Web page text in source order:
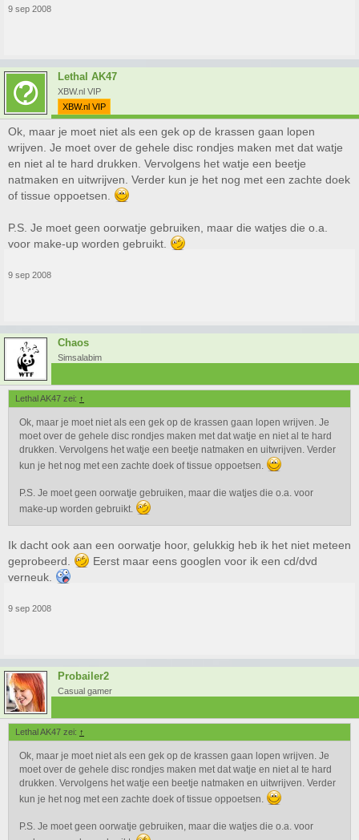
9 sep 2008
Lethal AK47
XBW.nl VIP
XBW.nl VIP
Ok, maar je moet niet als een gek op de krassen gaan lopen
wrijven. Je moet over de gehele disc rondjes maken met dat watje
en niet al te hard drukken. Vervolgens het watje een beetje
natmaken en uitwrijven. Verder kun je het nog met een zachte doek
of tissue oppoetsen.
P.S. Je moet geen oorwatje gebruiken, maar die watjes die o.a.
voor make-up worden gebruikt.
9 sep 2008
Chaos
Simsalabim
Lethal AK47 zei: ↑
Ok, maar je moet niet als een gek op de krassen gaan lopen wrijven. Je
moet over de gehele disc rondjes maken met dat watje en niet al te hard
drukken. Vervolgens het watje een beetje natmaken en uitwrijven. Verder
kun je het nog met een zachte doek of tissue oppoetsen.
P.S. Je moet geen oorwatje gebruiken, maar die watjes die o.a. voor
make-up worden gebruikt.
Ik dacht ook aan een oorwatje hoor, gelukkig heb ik het niet meteen
geprobeerd.
Eerst maar eens googlen voor ik een cd/dvd
verneuk.
9 sep 2008
Probailer2
Casual gamer
Lethal AK47 zei: ↑
Ok, maar je moet niet als een gek op de krassen gaan lopen wrijven. Je
moet over de gehele disc rondjes maken met dat watje en niet al te hard
drukken. Vervolgens het watje een beetje natmaken en uitwrijven. Verder
kun je het nog met een zachte doek of tissue oppoetsen.
P.S. Je moet geen oorwatje gebruiken, maar die watjes die o.a. voor